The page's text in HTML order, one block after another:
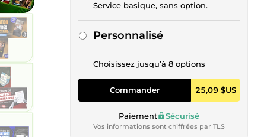
Service basique, sans option.
Personnalisé
Choisissez jusqu’à 8 options
Commander 25,09 $US
Paiement Sécurisé
Vos informations sont chiffrées par TLS